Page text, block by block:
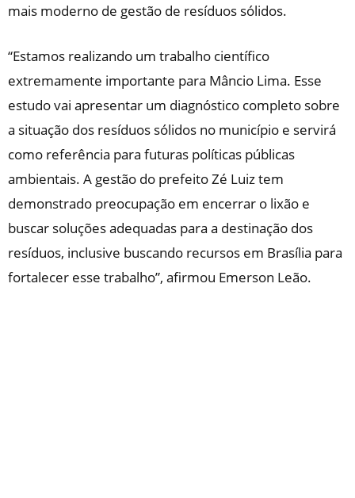
mais moderno de gestão de resíduos sólidos.
“Estamos realizando um trabalho científico
extremamente importante para Mâncio Lima. Esse
estudo vai apresentar um diagnóstico completo sobre
a situação dos resíduos sólidos no município e servirá
como referência para futuras políticas públicas
ambientais. A gestão do prefeito Zé Luiz tem
demonstrado preocupação em encerrar o lixão e
buscar soluções adequadas para a destinação dos
resíduos, inclusive buscando recursos em Brasília para
fortalecer esse trabalho”, afirmou Emerson Leão.